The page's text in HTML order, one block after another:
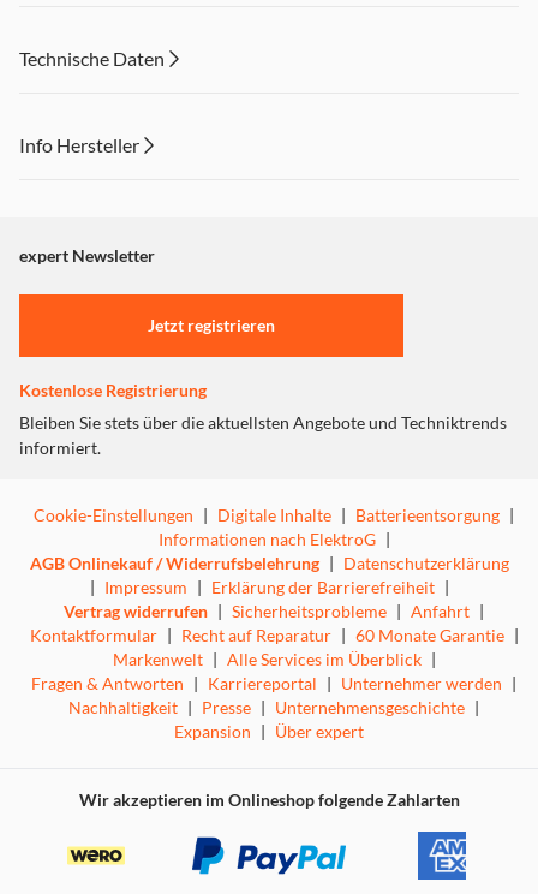
Technische Daten
Info Hersteller
"Marketing".
Einstellungen anpassen
expert Newsletter
Jetzt registrieren
Kostenlose Registrierung
Bleiben Sie stets über die aktuellsten Angebote und Techniktrends
informiert.
Cookie-Einstellungen | Digitale Inhalte | Batterieentsorgung |
Informationen nach ElektroG |
AGB Onlinekauf / Widerrufsbelehrung | Datenschutzerklärung
| Impressum | Erklärung der Barrierefreiheit |
Vertrag widerrufen | Sicherheitsprobleme | Anfahrt |
Kontaktformular | Recht auf Reparatur | 60 Monate Garantie |
Markenwelt | Alle Services im Überblick |
Fragen & Antworten | Karriereportal | Unternehmer werden |
Nachhaltigkeit | Presse | Unternehmensgeschichte |
Expansion | Über expert
Wir akzeptieren im Onlineshop folgende Zahlarten